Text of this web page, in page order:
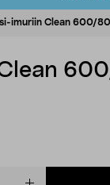
imuriin Clean 600/
Clean